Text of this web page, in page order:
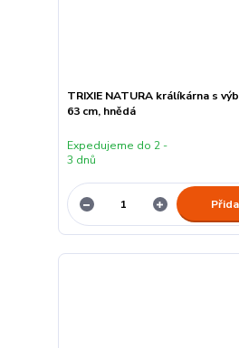
TRIXIE NATURA králíkárna s
63 cm, hnědá
Expedujeme do 2 -
3 dnů